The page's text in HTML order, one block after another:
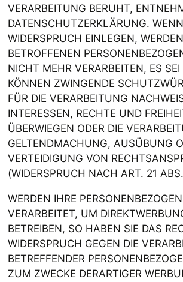
VERARBEITUNG BERUHT,
DATENSCHUTZERKLÄRUNG.
WIDERSPRUCH EINLEGEN,
BETROFFENEN
NICHT MEHR VERARBEITEN, ES
KÖNNEN ZWINGENDE
FÜR DIE VERARBEITUNG
INTERESSEN, RECHTE UND
ÜBERWIEGEN ODER DIE
GELTENDMACHUNG, AUSÜBUNG
VERTEIDIGUNG VON
(WIDERSPRUCH NACH ART. 21
WERDEN IHRE
VERARBEITET, UM
BETREIBEN, SO HABEN SIE DAS
WIDERSPRUCH GEGEN DIE
BETREFFENDER
ZUM ZWECKE DERARTIGER